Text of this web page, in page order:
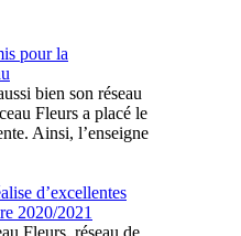
pour la
bien son réseau
Fleurs a placé le
Ainsi, l’enseigne
d’excellentes
2020/2021
Fleurs, réseau de